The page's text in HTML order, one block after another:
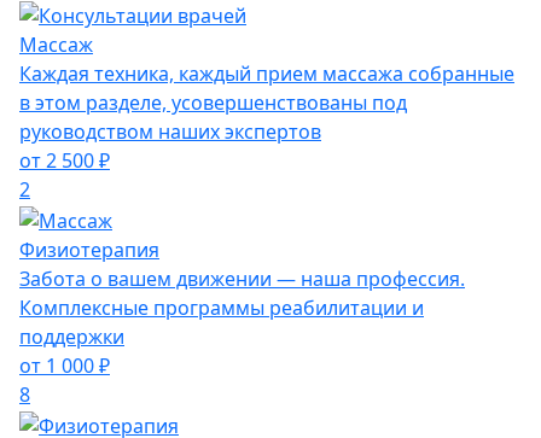
Массаж
Каждая техника, каждый прием массажа собранные
в этом разделе, усовершенствованы под
руководством наших экспертов
от 2 500 ₽
2
Физиотерапия
Забота о вашем движении — наша профессия.
Комплексные программы реабилитации и
поддержки
от 1 000 ₽
8